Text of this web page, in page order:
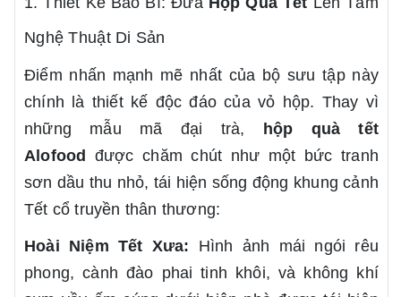
Nghệ Thuật Di Sản
Điểm nhấn mạnh mẽ nhất của bộ sưu tập này
chính là thiết kế độc đáo của vỏ hộp. Thay vì
những mẫu mã đại trà,
hộp quà tết
Alofood
được chăm chút như một bức tranh
sơn dầu thu nhỏ, tái hiện sống động khung cảnh
Tết cổ truyền thân thương:
Hoài Niệm Tết Xưa: Hình ảnh mái ngói rêu
phong, cành đào phai tinh khôi, và không khí